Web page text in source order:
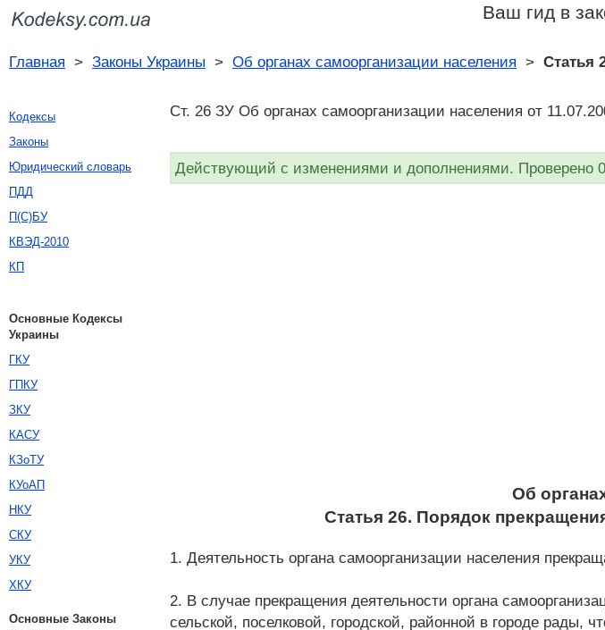
Ваш гид в
Главная > Законы Украины > Об органах самоорганизации населения > Статья
Ст. 26 ЗУ Об органах самоорганизации населения от
Действующий с изменениями и дополнениями. Проверено
Об
Статья 26. Порядок
1. Деятельность органа самоорганизации населения
2. В случае прекращения деятельности органа
сельской, поселковой, городской, районной в городе рады,
Кодексы
Законы
Юридический словарь
ПДД
П(С)БУ
КВЭД-2010
КП
Основные Кодексы
Украины
ГКУ
ГПКУ
ЗКУ
КАСУ
КЗоТУ
КУоАП
НКУ
СКУ
УКУ
ХКУ
Основные Законы